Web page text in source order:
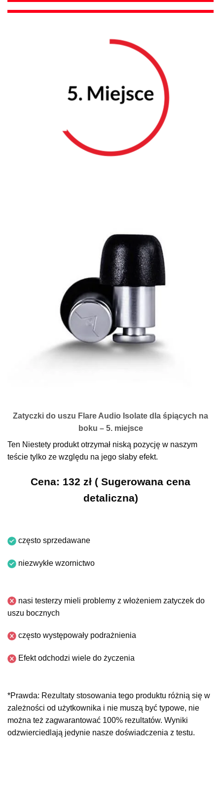
Zatyczki do uszu Flare Audio Isolate dla śpiących na
boku – 5. miejsce
Ten Niestety produkt otrzymał niską pozycję w naszym
teście tylko ze względu na jego słaby efekt.
Cena: 132 zł ( Sugerowana cena
detaliczna)
często sprzedawane
niezwykłe wzornictwo
nasi testerzy mieli problemy z włożeniem zatyczek do
uszu bocznych
często występowały podrażnienia
Efekt odchodzi wiele do życzenia
*Prawda: Rezultaty stosowania tego produktu różnią się w
zależności od użytkownika i nie muszą być typowe, nie
można też zagwarantować 100% rezultatów. Wyniki
odzwierciedlają jedynie nasze doświadczenia z testu.